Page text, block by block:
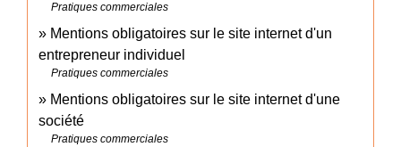
Pratiques commerciales
Mentions obligatoires sur le site internet d'un
entrepreneur individuel
Pratiques commerciales
Mentions obligatoires sur le site internet d'une
société
Pratiques commerciales